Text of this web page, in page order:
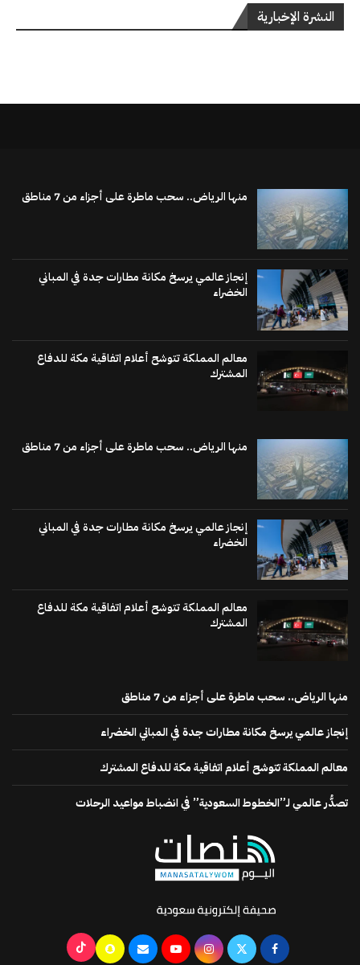
النشرة الإخبارية
منها الرياض.. سحب ماطرة على أجزاء من 7 مناطق
إنجاز عالمي يرسخ مكانة مطارات جدة في المباني
الخضراء
معالم المملكة تتوشح أعلام اتفاقية مكة للدفاع
المشترك
منها الرياض.. سحب ماطرة على أجزاء من 7 مناطق
إنجاز عالمي يرسخ مكانة مطارات جدة في المباني
الخضراء
معالم المملكة تتوشح أعلام اتفاقية مكة للدفاع
المشترك
منها الرياض.. سحب ماطرة على أجزاء من 7 مناطق
إنجاز عالمي يرسخ مكانة مطارات جدة في المباني الخضراء
معالم المملكة تتوشح أعلام اتفاقية مكة للدفاع المشترك
تصدُّر عالمي لـ”الخطوط السعودية” في انضباط مواعيد الرحلات